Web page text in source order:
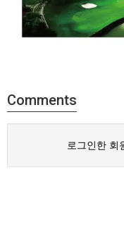
Comments
로그인한 회